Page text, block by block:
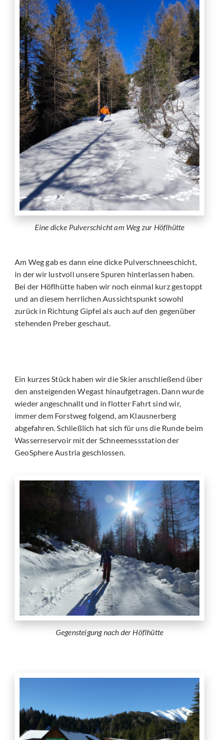
Eine dicke Pulverschicht am Weg zur Höflhütte
Am Weg gab es dann eine dicke Pulverschneeschicht,
in der wir lustvoll unsere Spuren hinterlassen haben.
Bei der Höflhütte haben wir noch einmal kurz gestoppt
und an diesem herrlichen Aussichtspunkt sowohl
zurück in Richtung Gipfel als auch auf den gegenüber
stehenden Preber geschaut.
Ein kurzes Stück haben wir die Skier anschließend über
den ansteigenden Wegast hinaufgetragen. Dann wurde
wieder angeschnallt und in flotter Fahrt sind wir,
immer dem Forstweg folgend, am Klausnerberg
abgefahren. Schließlich hat sich für uns die Runde beim
Wasserreservoir mit der Schneemessstation der
GeoSphere Austria geschlossen.
Gegensteigung nach der Höflhütte